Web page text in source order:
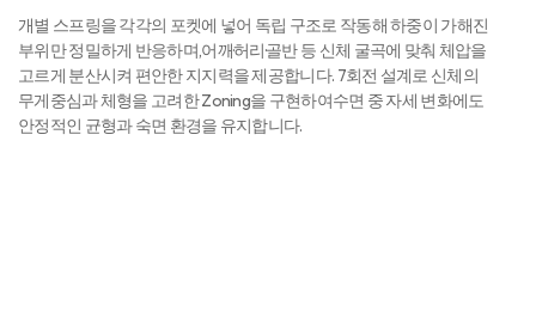
개별 스프링을 각각의 포켓에 넣어 독립 구조로 작동해 하중이 가해진
부위만 정밀하게 반응하며,어깨·허리·골반 등 신체 굴곡에 맞춰 체압을
고르게 분산시켜 편안한 지지력을 제공합니다. 7회전 설계로 신체의
무게중심과 체형을 고려한 Zoning을 구현하여수면 중 자세 변화에도
안정적인 균형과 숙면 환경을 유지합니다.